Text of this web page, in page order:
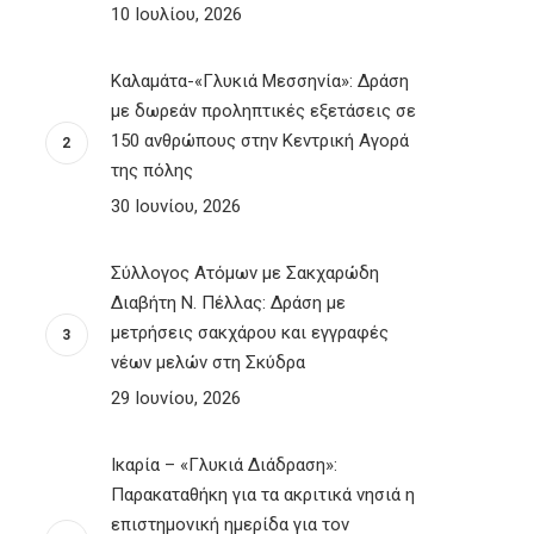
10 Ιουλίου, 2026
Καλαμάτα-«Γλυκιά Μεσσηνία»: Δράση
με δωρεάν προληπτικές εξετάσεις σε
150 ανθρώπους στην Κεντρική Αγορά
της πόλης
30 Ιουνίου, 2026
Σύλλογος Ατόμων με Σακχαρώδη
Διαβήτη Ν. Πέλλας: Δράση με
μετρήσεις σακχάρου και εγγραφές
νέων μελών στη Σκύδρα
29 Ιουνίου, 2026
Ικαρία – «Γλυκιά Διάδραση»:
Παρακαταθήκη για τα ακριτικά νησιά η
επιστημονική ημερίδα για τον